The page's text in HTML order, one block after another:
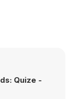
Quize -